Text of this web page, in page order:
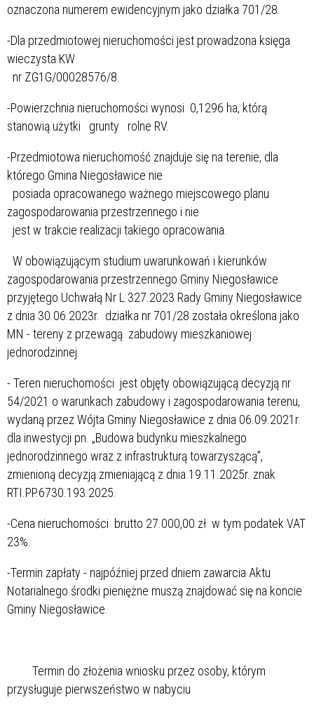
oznaczona numerem ewidencyjnym jako działka 701/28.
-Dla przedmiotowej nieruchomości jest prowadzona księga
wieczysta KW
nr ZG1G/00028576/8.
-Powierzchnia nieruchomości wynosi 0,1296 ha, którą
stanowią użytki grunty rolne RV.
-Przedmiotowa nieruchomość znajduje się na terenie, dla
którego Gmina Niegosławice nie
posiada opracowanego ważnego miejscowego planu
zagospodarowania przestrzennego i nie
jest w trakcie realizacji takiego opracowania.
W obowiązującym studium uwarunkowań i kierunków
zagospodarowania przestrzennego Gminy Niegosławice
przyjętego Uchwałą Nr L.327.2023 Rady Gminy Niegosławice
z dnia 30.06.2023r. działka nr 701/28 została określona jako
MN - tereny z przewagą zabudowy mieszkaniowej
jednorodzinnej.
- Teren nieruchomości jest objęty obowiązującą decyzją nr
54/2021 o warunkach zabudowy i zagospodarowania terenu,
wydaną przez Wójta Gminy Niegosławice z dnia 06.09.2021r.
dla inwestycji pn. „Budowa budynku mieszkalnego
jednorodzinnego wraz z infrastrukturą towarzyszącą”,
zmienioną decyzją zmieniającą z dnia 19.11.2025r. znak
RTI.PP.6730.193.2025.
-Cena nieruchomości brutto 27.000,00 zł w tym podatek VAT
23%.
-Termin zapłaty - najpóźniej przed dniem zawarcia Aktu
Notarialnego środki pieniężne muszą znajdować się na koncie
Gminy Niegosławice.
Termin do złożenia wniosku przez osoby, którym
przysługuje pierwszeństwo w nabyciu